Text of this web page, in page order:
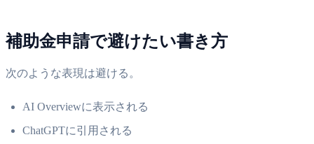
補助金申請で避けたい書き方
次のような表現は避ける。
AI Overviewに表示される
ChatGPTに引用される